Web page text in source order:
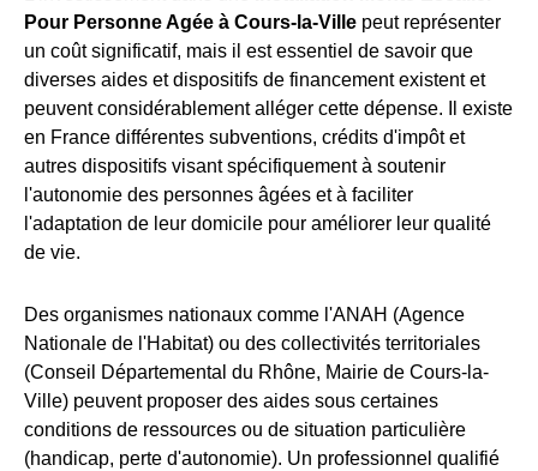
Pour Personne Agée à Cours-la-Ville peut représenter
un coût significatif, mais il est essentiel de savoir que
diverses aides et dispositifs de financement existent et
peuvent considérablement alléger cette dépense. Il existe
en France différentes subventions, crédits d'impôt et
autres dispositifs visant spécifiquement à soutenir
l'autonomie des personnes âgées et à faciliter
l'adaptation de leur domicile pour améliorer leur qualité
de vie.
Des organismes nationaux comme l'ANAH (Agence
Nationale de l'Habitat) ou des collectivités territoriales
(Conseil Départemental du Rhône, Mairie de Cours-la-
Ville) peuvent proposer des aides sous certaines
conditions de ressources ou de situation particulière
(handicap, perte d'autonomie). Un professionnel qualifié